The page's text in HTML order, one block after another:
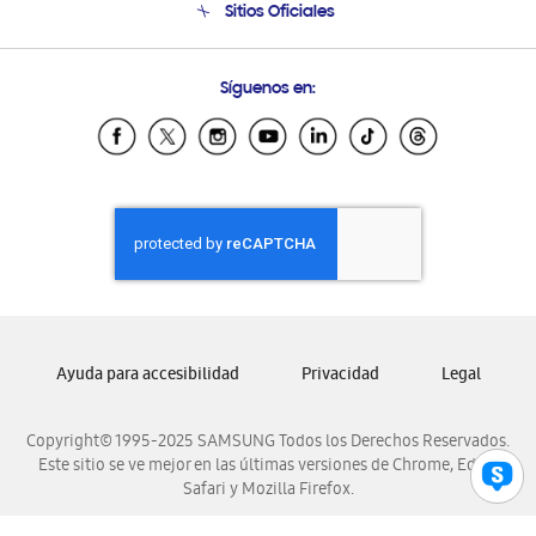
Condiciones de Compra
Soporte vía eMail
Sitios Oficiales
Samsung Ecuador
Samsung El Salvador
Samsung Honduras
Samsung Nicaragua
Samsung Panamá
Samsung Venezuela
Síguenos en:
Copyright© 1995-2025 SAMSUNG Todos los Derechos Reservados.
Este sitio se ve mejor en las últimas versiones de Chrome, Edge,
Safari y Mozilla Firefox.
Ayuda para accesibilidad Privacidad Legal